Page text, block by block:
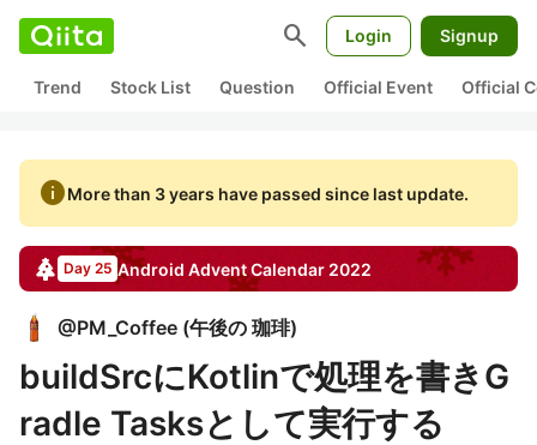
search Login Signup
Trend Stock List Question Official Event Official
infoMore than 3 years have passed since last update.
Day 25 Android Advent Calendar 2022
@PM_Coffee (午後の 珈琲)
buildSrcにKotlinで処理を書きG
radle Tasksとして実行する